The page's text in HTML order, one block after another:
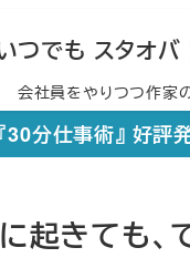
つでも スタオバ
会社員をやりつつ作家
30分仕事術』 好評
起きても、